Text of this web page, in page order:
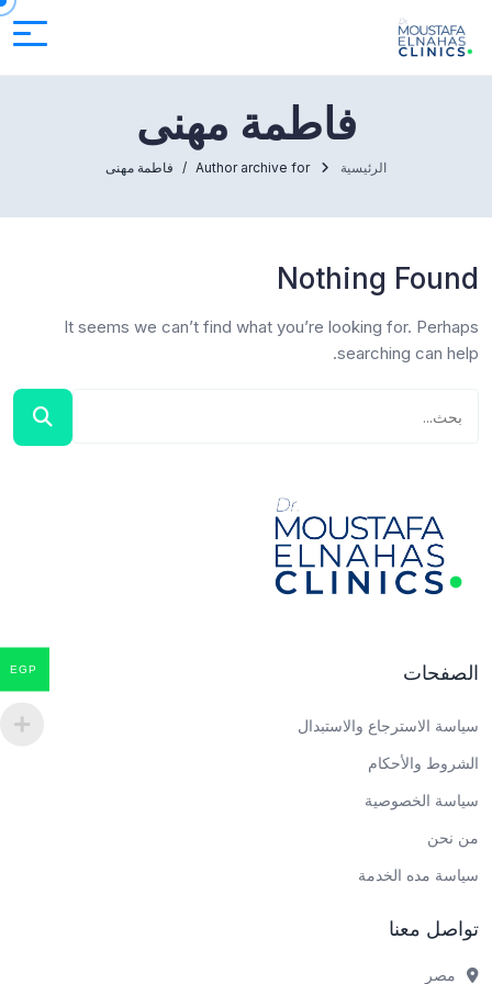
فاطمة مهنى
الرئيسية Author archive for فاطمة مهنى
Nothing Found
It seems we can’t find what you’re looking for. Perhaps
searching can help.
الصفحات
سياسة الاسترجاع والاستبدال
الشروط والأحكام
سياسة الخصوصية
من نحن
سياسة مده الخدمة
تواصل معنا
مصر
EGP